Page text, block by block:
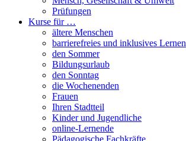
Prüfungen
Kurse für …
ältere Menschen
barrierefreies und inklusives Lernen
den Sommer
Bildungsurlaub
den Sonntag
die Wochenenden
Frauen
Ihren Stadtteil
Kinder und Jugendliche
online-Lernende
Pädagogische Fachkräfte